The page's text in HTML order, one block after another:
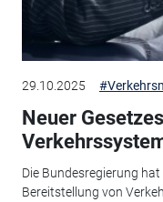
29.10.2025
Neuer
Die Bundesregierung
Bereitstellung von